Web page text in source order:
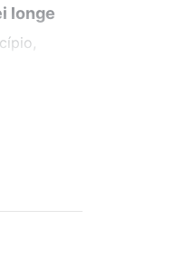
longe
que
na